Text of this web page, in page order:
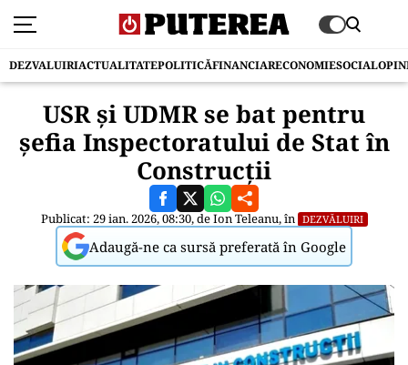
DEZVALUIRIACTUALITATEPOLITICĂFINANCIARECONOMIESOCIAL
USR și UDMR se bat pentru
șefia Inspectoratului de Stat în
Construcții
Publicat: 29 ian. 2026, 08:30, deIon Teleanu, în DEZVĂLUIRI
Adaugă-ne ca sursă preferată în Google